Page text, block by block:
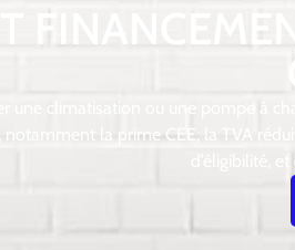
une climatisation ou une pompe à
la prime CEE, la TVA
d’éligibilité,